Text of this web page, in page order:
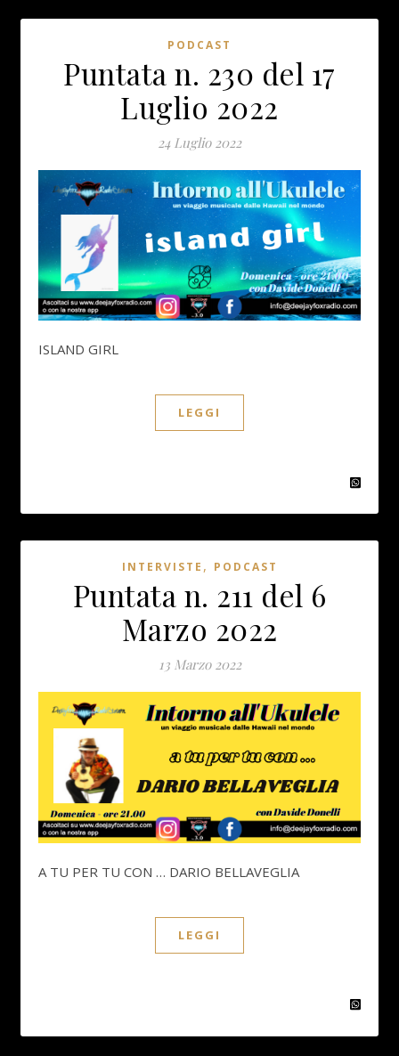
PODCAST
Puntata n. 230 del 17
Luglio 2022
24 Luglio 2022
ISLAND GIRL
LEGGI
INTERVISTE , PODCAST
Puntata n. 211 del 6
Marzo 2022
13 Marzo 2022
A TU PER TU CON … DARIO BELLAVEGLIA
LEGGI